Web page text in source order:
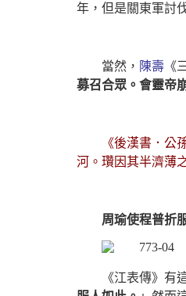
年，但是關東軍討
當然， 陳壽 《
募召合眾。會靈帝
《後漢書．
河。瓚因其半濟薄
周瑜使程普折
《江表傳》有